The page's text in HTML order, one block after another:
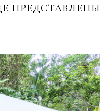
ПРЕДСТАВЛЕНЫ